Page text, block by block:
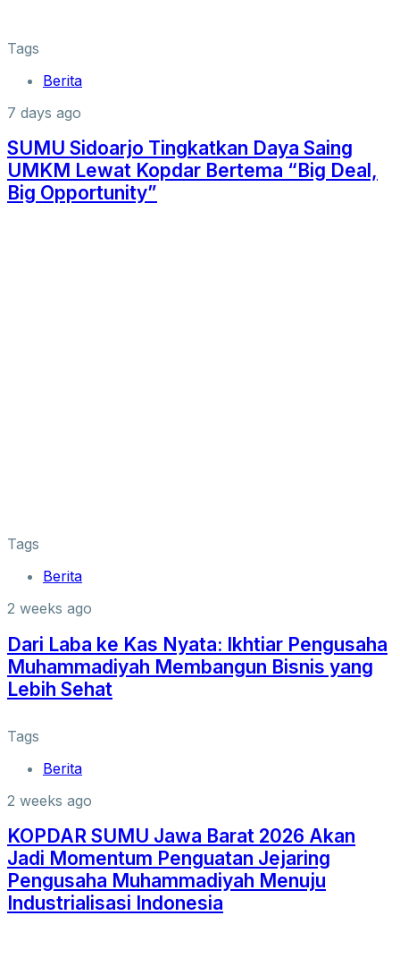
Tags
Berita
7 days ago
SUMU Sidoarjo Tingkatkan Daya Saing
UMKM Lewat Kopdar Bertema “Big Deal,
Big Opportunity”
Tags
Berita
2 weeks ago
Dari Laba ke Kas Nyata: Ikhtiar Pengusaha
Muhammadiyah Membangun Bisnis yang
Lebih Sehat
Tags
Berita
2 weeks ago
KOPDAR SUMU Jawa Barat 2026 Akan
Jadi Momentum Penguatan Jejaring
Pengusaha Muhammadiyah Menuju
Industrialisasi Indonesia